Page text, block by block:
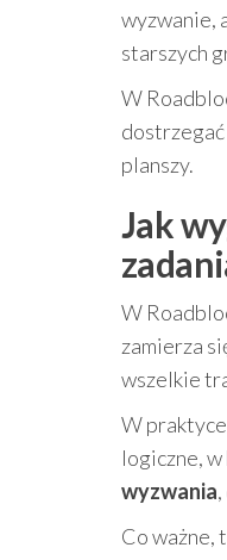
wyzwanie,
starszych
W
planszy.
Jak
W
zamierza
wszelkie
W praktyce
logiczne,
wyzwania
Co ważne,